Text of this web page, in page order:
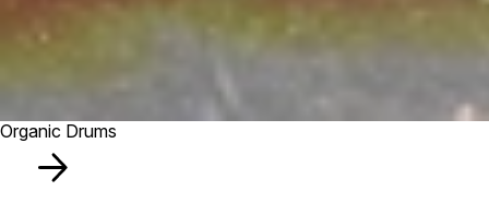
Organic Drums